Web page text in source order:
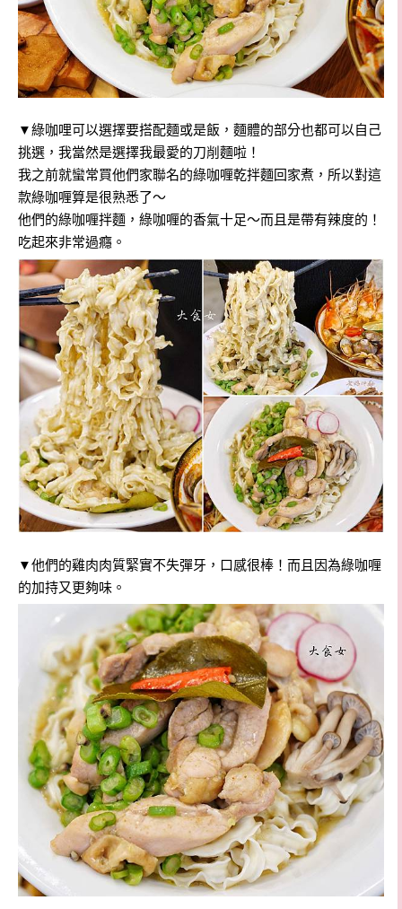
▼綠咖哩可以選擇要搭配麵或是飯，麵體的部分也都可以自己
挑選，我當然是選擇我最愛的刀削麵啦！
我之前就蠻常買他們家聯名的綠咖喱乾拌麵回家煮，所以對這
款綠咖喱算是很熟悉了～
他們的綠咖喱拌麵，綠咖喱的香氣十足～而且是帶有辣度的！
吃起來非常過癮。
▼他們的雞肉肉質緊實不失彈牙，口感很棒！而且因為綠咖喱
的加持又更夠味。